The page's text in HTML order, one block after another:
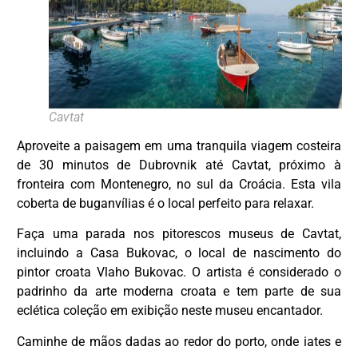
Cavtat
Aproveite a paisagem em uma tranquila viagem costeira
de 30 minutos de Dubrovnik até Cavtat, próximo à
fronteira com Montenegro, no sul da Croácia. Esta vila
coberta de buganvílias é o local perfeito para relaxar.
Faça uma parada nos pitorescos museus de Cavtat,
incluindo a Casa Bukovac, o local de nascimento do
pintor croata Vlaho Bukovac. O artista é considerado o
padrinho da arte moderna croata e tem parte de sua
eclética coleção em exibição neste museu encantador.
Caminhe de mãos dadas ao redor do porto, onde iates e
DESTAQUE